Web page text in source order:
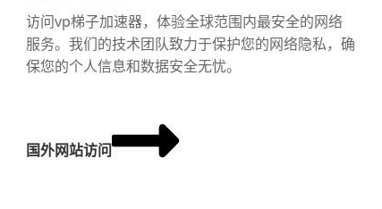
访问vp梯子加速器，体验全球范围内最安全的网络
服务。我们的技术团队致力于保护您的网络隐私，确
保您的个人信息和数据安全无忧。
国外网站访问